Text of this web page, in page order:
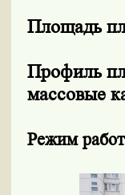
Площадь
Профиль
массовые
Режим